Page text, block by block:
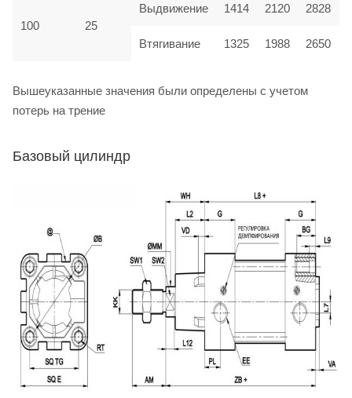
100 25
Выдвижение 1414 2120 2828
Втягивание 1325 1988 2650
Вышеуказанные значения были определены с учетом
потерь на трение
Базовый цилиндр